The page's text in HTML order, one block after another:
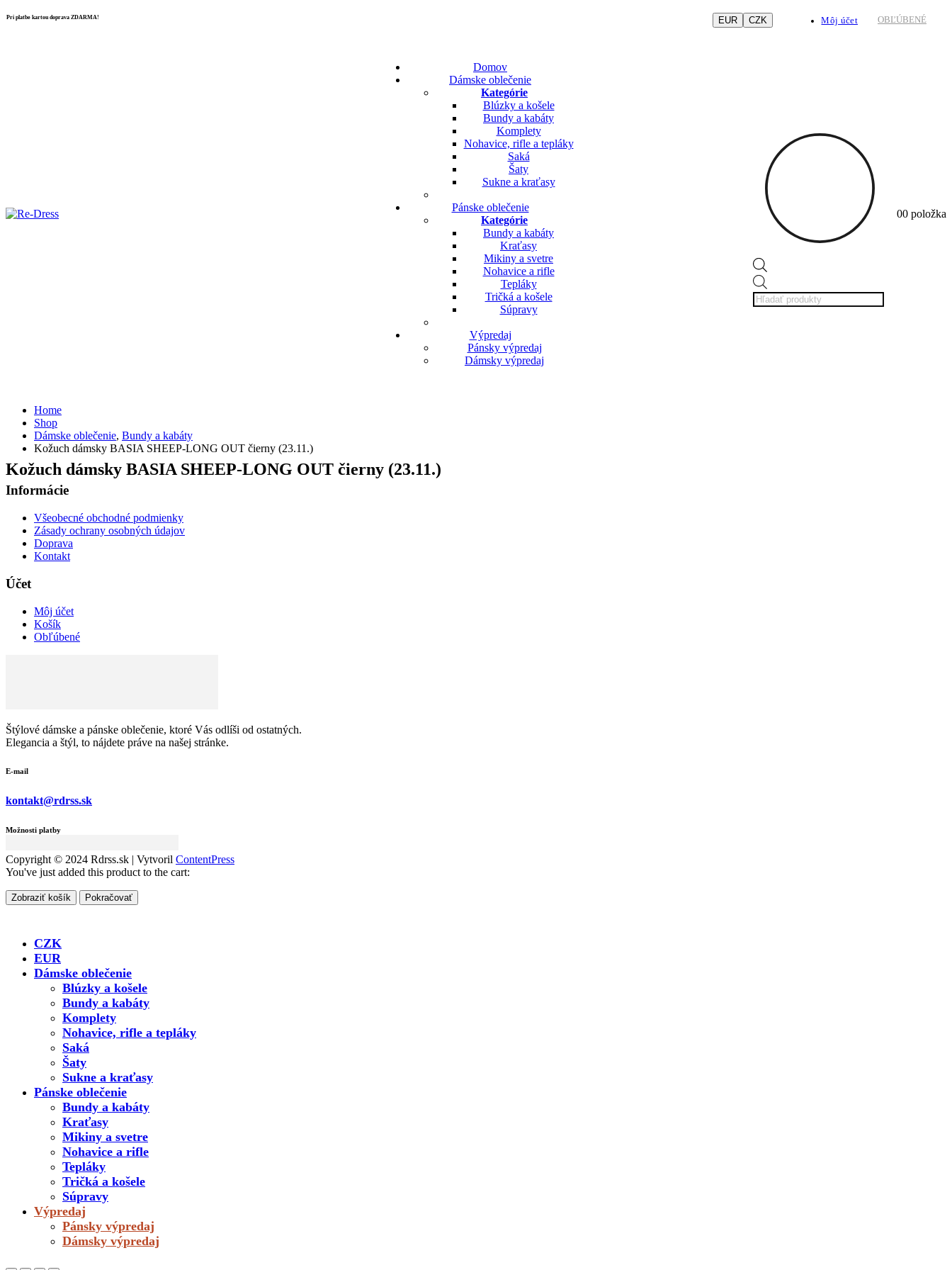
Pri platbe kartou doprava ZDARMA! EUR CZK Môj účet OBĽÚBENÉ
Domov
Dámske oblečenie
Kategórie
Blúzky a košele
Bundy a kabáty
Komplety
Nohavice, rifle a tepláky
Saká
Šaty
Sukne a kraťasy
Pánske oblečenie
Kategórie
Bundy a kabáty
Kraťasy
Mikiny a svetre
Nohavice a rifle
Tepláky
Tričká a košele
Súpravy
Výpredaj
Pánsky výpredaj
Dámsky výpredaj
search
00 položka
Home
Shop
Dámske oblečenie, Bundy a kabáty
Kožuch dámsky BASIA SHEEP-LONG OUT čierny (23.11.)
Kožuch dámsky BASIA SHEEP-LONG OUT čierny (23.11.)
Informácie
Všeobecné obchodné podmienky
Zásady ochrany osobných údajov
Doprava
Kontakt
Účet
Môj účet
Košík
Obľúbené
Štýlové dámske a pánske oblečenie, ktoré Vás odlíši od ostatných.
Elegancia a štýl, to nájdete práve na našej stránke.
E-mail
kontakt@rdrss.sk
Možnosti platby
Copyright © 2024 Rdrss.sk | Vytvoril ContentPress
You've just added this product to the cart:
Zobraziť košík Pokračovať
CZK
EUR
Dámske oblečenie
Blúzky a košele
Bundy a kabáty
Komplety
Nohavice, rifle a tepláky
Saká
Šaty
Sukne a kraťasy
Pánske oblečenie
Bundy a kabáty
Kraťasy
Mikiny a svetre
Nohavice a rifle
Tepláky
Tričká a košele
Súpravy
Výpredaj
Pánsky výpredaj
Dámsky výpredaj